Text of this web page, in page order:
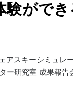
験がで
アスキーシミュレ
ー研究室 成果報告